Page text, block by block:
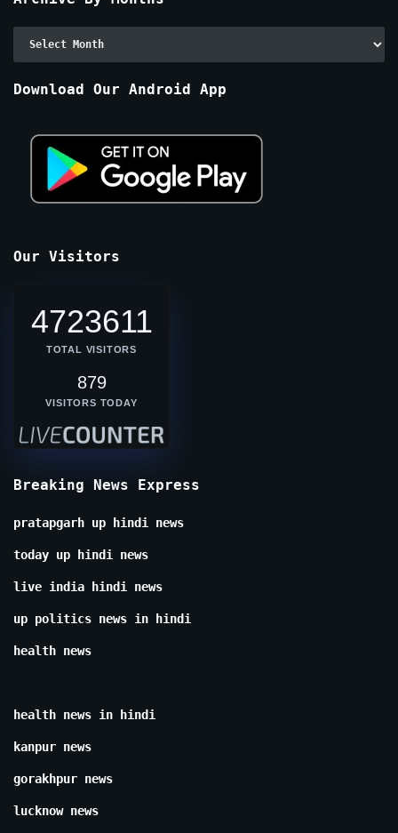
Download Our Android App
Our Visitors
4723611
TOTAL VISITORS
879
VISITORS TODAY
Breaking News Express
pratapgarh up hindi news
today up hindi news
live india hindi news
up politics news in hindi
health news
health news in hindi
kanpur news
gorakhpur news
lucknow news